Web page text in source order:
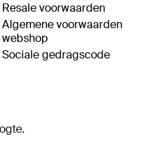
Resale voorwaarden
Algemene voorwaarden
webshop
Sociale gedragscode